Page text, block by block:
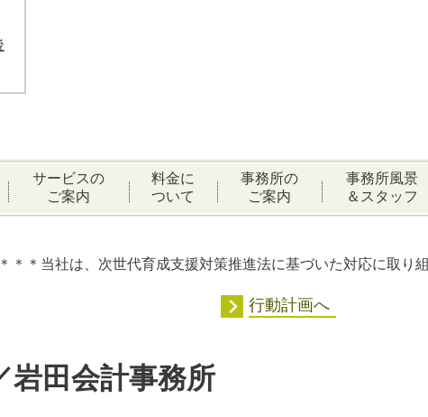
サービスの
ご案内
料金に
ついて
事務所の
ご案内
事務所風景
＆スタッフ
＊＊＊当社は、次世代育成支援対策推進法に基づいた対応に取り
行動計画へ
岩田会計事務所